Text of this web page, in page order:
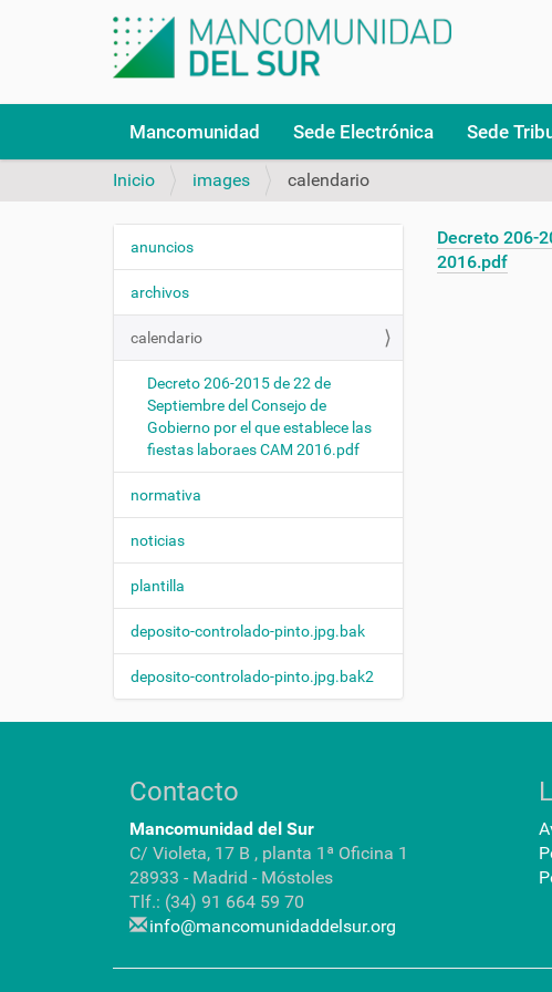
v
Mancomunidad Sede Electrónica Sede
Inicio images calendario
Decreto 206-
2016.pdf
N
e
g
ó
n
anuncios
archivos
calendario
Decreto 206-2015 de 22 de
Septiembre del Consejo de
Gobierno por el que establece las
fiestas laboraes CAM 2016.pdf
normativa
noticias
plantilla
deposito-controlado-pinto.jpg.bak
deposito-controlado-pinto.jpg.bak2
Contacto
Mancomunidad del Sur
C/ Violeta, 17 B , planta 1ª Oficina 1
28933 - Madrid - Móstoles
Tlf.: (34) 91 664 59 70
info@mancomunidaddelsur.org